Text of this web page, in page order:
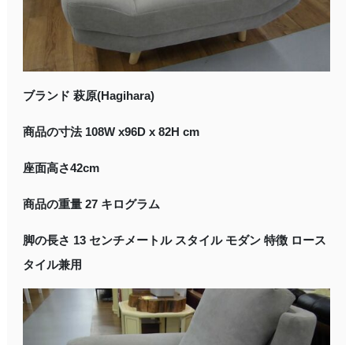
ブランド 萩原(Hagihara)
商品の寸法 108W x96D x 82H cm
座面高さ42cm
商品の重量 27 キログラム
脚の長さ 13 センチメートル スタイル モダン 特徴 ロース
タイル兼用